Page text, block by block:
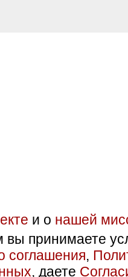
и о нашей
вы принимаете
соглашения,
, даете